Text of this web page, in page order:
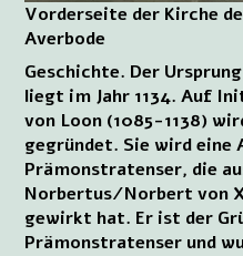
Vorderseite der Kirche
Averbode
Geschichte. Der
liegt im Jahr 1134. Auf
von Loon (1085-1138)
gegründet. Sie wird eine
Prämonstratenser, die
Norbertus/Norbert von
gewirkt hat. Er ist der
Prämonstratenser und